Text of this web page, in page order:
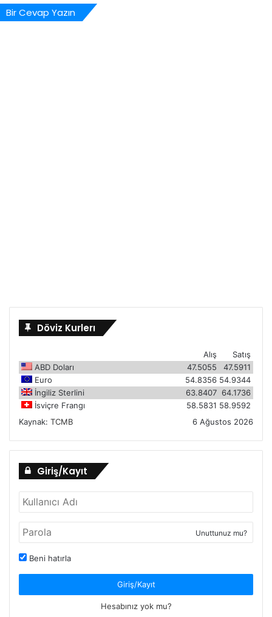
Bir Cevap Yazın
Döviz Kurlerı
Satış
Alış
ABD Doları
47.5911
47.5055
Euro
54.9344
54.8356
İngiliz Sterlini
64.1736
63.8407
İsviçre Frangı
58.9592
58.5831
Kaynak: TCMB 6 Ağustos 2026
Giriş/Kayıt
Unuttunuz mu?
Beni hatırla
Giriş/Kayıt
Hesabınız yok mu?